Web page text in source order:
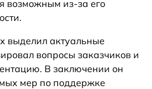
возможным из-за его
выделил актуальные
вопросы заказчиков и
В заключении он
мер по поддержке